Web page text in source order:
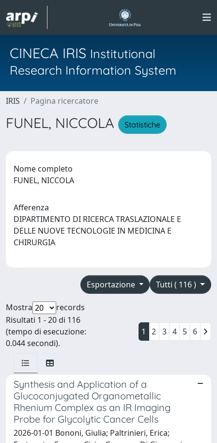
CINECA IRIS Institutional
Research Information System
IRIS Pagina ricercatore
FUNEL, NICCOLA Statistiche
Nome completo
FUNEL, NICCOLA
Afferenza
DIPARTIMENTO DI RICERCA TRASLAZIONALE E
DELLE NUOVE TECNOLOGIE IN MEDICINA E
CHIRURGIA
Tutti ( 116 )
Esportazione
Mostra
records
Risultati 1 - 20 di 116
(tempo di esecuzione:
0.044 secondi).
1 2 3 4 5 6
Synthesis and Application of a
Glucoconjugated Organometallic
Rhenium Complex as an IR Imaging
Probe for Glycolytic Cancer Cells
2026-01-01 Bononi, Giulia; Paltrinieri, Erica;